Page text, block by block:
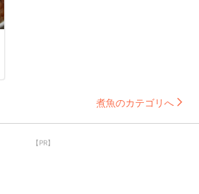
煮魚のカテゴリへ
【PR】